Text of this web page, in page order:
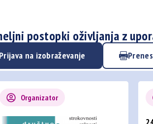
postopki oživljanja z
na izobraževanje
Organizator